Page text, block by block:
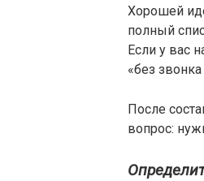
Хорошей
полный
Если у вас
«без
После
вопрос: